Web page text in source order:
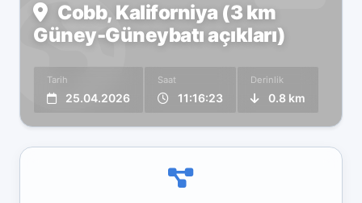
Cobb, Kaliforniya (3 km
Güney-Güneybatı açıkları)
Tarih
25.04.2026
Saat
11:16:23
Derinlik
0.8 km